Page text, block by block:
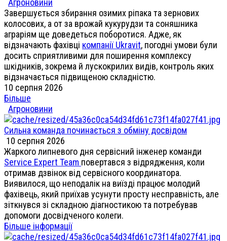
Завершується збирання озимих ріпака та зернових
колосових, а от за врожай кукурудзи та соняшника
аграріям ще доведеться поборотися. Адже, як
відзначають фахівці компанії Ukravit, погодні умови були
досить сприятливими для поширення комплексу
шкідників, зокрема й лускокрилих видів, контроль яких
відзначається підвищеною складністю.
10 серпня 2026
Більше
Агроновини
Сильна команда починається з обміну досвідом
10 серпня 2026
Жаркого липневого дня сервісний інженер команди
Service Expert Team повертався з відрядження, коли
отримав дзвінок від сервісного координатора.
Виявилося, що неподалік на виїзді працює молодий
фахівець, який приїхав усунути просту несправність, але
зіткнувся зі складною діагностикою та потребував
допомоги досвідченого колеги.
Більше інформації